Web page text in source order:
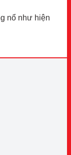
nổ như hiện